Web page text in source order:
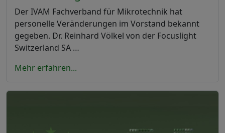
Der IVAM Fachverband für Mikrotechnik hat
personelle Veränderungen im Vorstand bekannt
gegeben. Dr. Reinhard Völkel von der Focuslight
Switzerland SA …
Mehr erfahren...